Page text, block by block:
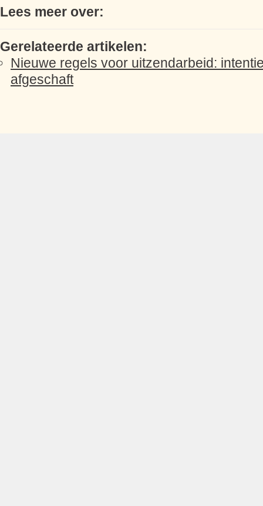
Lees meer over:
Gerelateerde artikelen:
Nieuwe regels voor uitzendarbeid:
afgeschaft